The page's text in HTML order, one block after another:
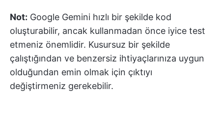
Not: Google Gemini hızlı bir şekilde kod
oluşturabilir, ancak kullanmadan önce iyice test
etmeniz önemlidir. Kusursuz bir şekilde
çalıştığından ve benzersiz ihtiyaçlarınıza uygun
olduğundan emin olmak için çıktıyı
değiştirmeniz gerekebilir.